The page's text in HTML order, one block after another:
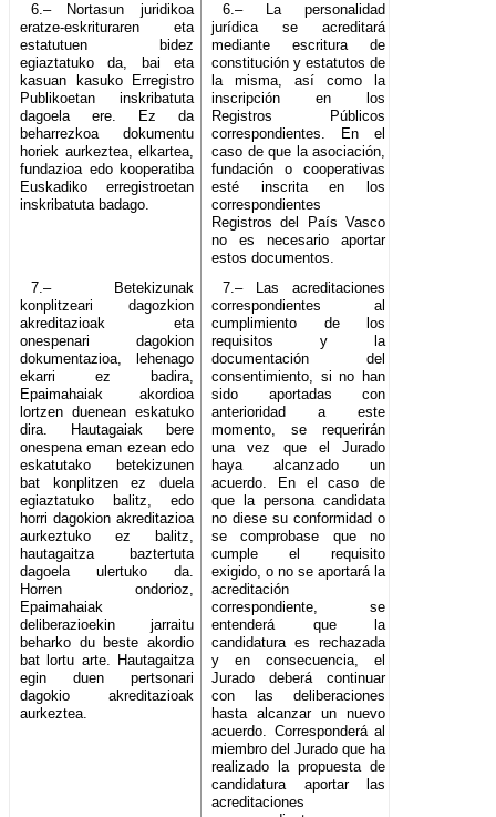
6.– Nortasun juridikoa
eratze-eskrituraren eta
estatutuen bidez
egiaztatuko da, bai eta
kasuan kasuko Erregistro
Publikoetan inskribatuta
dagoela ere. Ez da
beharrezkoa dokumentu
horiek aurkeztea, elkartea,
fundazioa edo kooperatiba
Euskadiko erregistroetan
inskribatuta badago.
6.– La personalidad
jurídica se acreditará
mediante escritura de
constitución y estatutos de
la misma, así como la
inscripción en los
Registros Públicos
correspondientes. En el
caso de que la asociación,
fundación o cooperativas
esté inscrita en los
correspondientes
Registros del País Vasco
no es necesario aportar
estos documentos.
7.– Betekizunak
konplitzeari dagozkion
akreditazioak eta
onespenari dagokion
dokumentazioa, lehenago
ekarri ez badira,
Epaimahaiak akordioa
lortzen duenean eskatuko
dira. Hautagaiak bere
onespena eman ezean edo
eskatutako betekizunen
bat konplitzen ez duela
egiaztatuko balitz, edo
horri dagokion akreditazioa
aurkeztuko ez balitz,
hautagaitza baztertuta
dagoela ulertuko da.
Horren ondorioz,
Epaimahaiak
deliberazioekin jarraitu
beharko du beste akordio
bat lortu arte. Hautagaitza
egin duen pertsonari
dagokio akreditazioak
aurkeztea.
7.– Las acreditaciones
correspondientes al
cumplimiento de los
requisitos y la
documentación del
consentimiento, si no han
sido aportadas con
anterioridad a este
momento, se requerirán
una vez que el Jurado
haya alcanzado un
acuerdo. En el caso de
que la persona candidata
no diese su conformidad o
se comprobase que no
cumple el requisito
exigido, o no se aportará la
acreditación
correspondiente, se
entenderá que la
candidatura es rechazada
y en consecuencia, el
Jurado deberá continuar
con las deliberaciones
hasta alcanzar un nuevo
acuerdo. Corresponderá al
miembro del Jurado que ha
realizado la propuesta de
candidatura aportar las
acreditaciones